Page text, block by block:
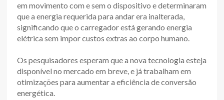
em movimento com e sem o dispositivo e determinaram
que a energia requerida para andar era inalterada,
significando que o carregador está gerando energia
elétrica sem impor custos extras ao corpo humano.
Os pesquisadores esperam que a nova tecnologia esteja
disponível no mercado em breve, e já trabalham em
otimizações para aumentar a eficiência de conversão
energética.